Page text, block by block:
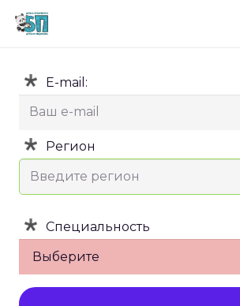
* E-mail:
* Регион
* Специальность